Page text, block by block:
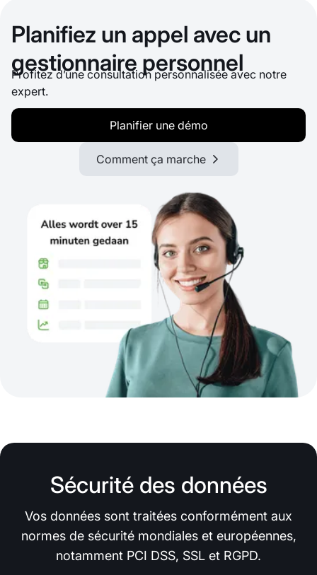
Planifiez un appel avec un
gestionnaire personnel
Profitez d’une consultation personnalisée avec notre
expert.
Planifier une démo
Comment ça marche
Sécurité des données
Vos données sont traitées conformément aux
normes de sécurité mondiales et européennes,
notamment PCI DSS, SSL et RGPD.